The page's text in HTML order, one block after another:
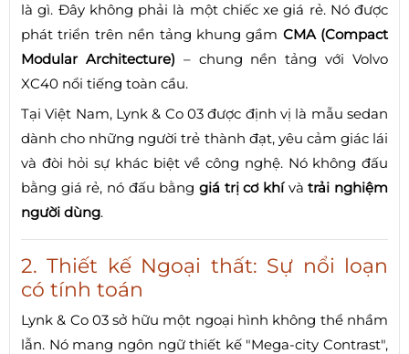
là gì. Đây không phải là một chiếc xe giá rẻ. Nó được
phát triển trên nền tảng khung gầm CMA (Compact
Modular Architecture) – chung nền tảng với Volvo
XC40 nổi tiếng toàn cầu.
Tại Việt Nam, Lynk & Co 03 được định vị là mẫu sedan
dành cho những người trẻ thành đạt, yêu cảm giác lái
và đòi hỏi sự khác biệt về công nghệ. Nó không đấu
bằng giá rẻ, nó đấu bằng giá trị cơ khívàtrải nghiệm
người dùng.
2. Thiết kế Ngoại thất: Sự nổi loạn
có tính toán
Lynk & Co 03 sở hữu một ngoại hình không thể nhầm
lẫn. Nó mang ngôn ngữ thiết kế "Mega-city Contrast",